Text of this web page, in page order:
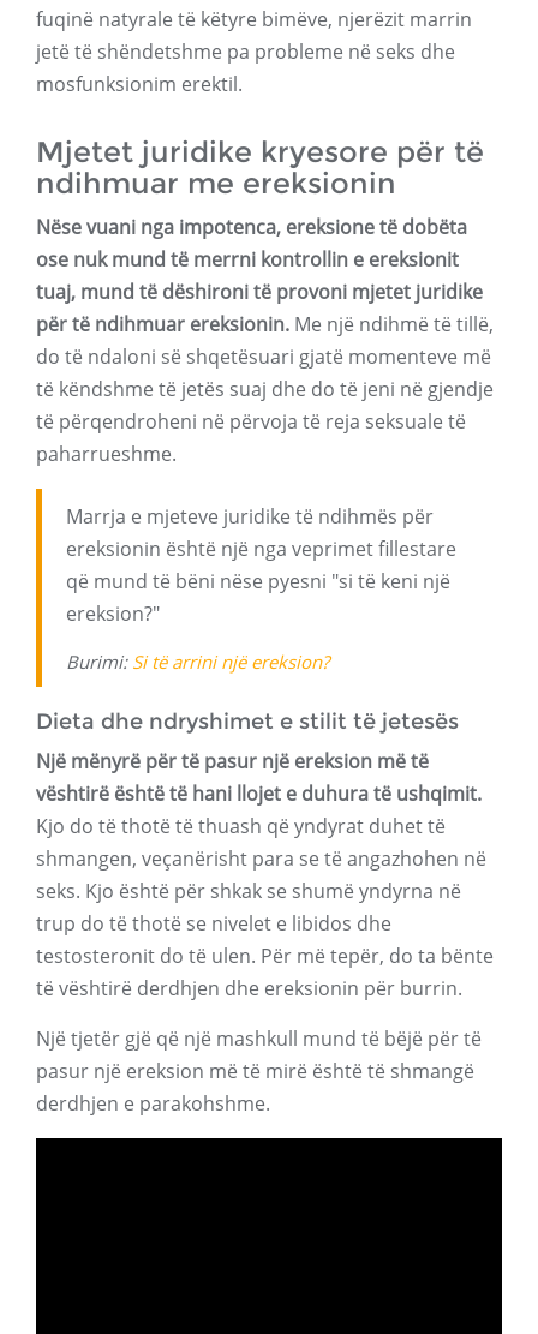
fuqinë natyrale të këtyre bimëve, njerëzit marrin
jetë të shëndetshme pa probleme në seks dhe
mosfunksionim erektil.
Mjetet juridike kryesore për të
ndihmuar me ereksionin
Nëse vuani nga impotenca, ereksione të dobëta
ose nuk mund të merrni kontrollin e ereksionit
tuaj, mund të dëshironi të provoni mjetet juridike
për të ndihmuar ereksionin. Me një ndihmë të tillë,
do të ndaloni së shqetësuari gjatë momenteve më
të këndshme të jetës suaj dhe do të jeni në gjendje
të përqendroheni në përvoja të reja seksuale të
paharrueshme.
Marrja e mjeteve juridike të ndihmës për
ereksionin është një nga veprimet fillestare
që mund të bëni nëse pyesni "si të keni një
ereksion?"
Burimi: Si të arrini një ereksion?
Dieta dhe ndryshimet e stilit të jetesës
Një mënyrë për të pasur një ereksion më të
vështirë është të hani llojet e duhura të ushqimit.
Kjo do të thotë të thuash që yndyrat duhet të
shmangen, veçanërisht para se të angazhohen në
seks. Kjo është për shkak se shumë yndyrna në
trup do të thotë se nivelet e libidos dhe
testosteronit do të ulen. Për më tepër, do ta bënte
të vështirë derdhjen dhe ereksionin për burrin.
Një tjetër gjë që një mashkull mund të bëjë për të
pasur një ereksion më të mirë është të shmangë
derdhjen e parakohshme.